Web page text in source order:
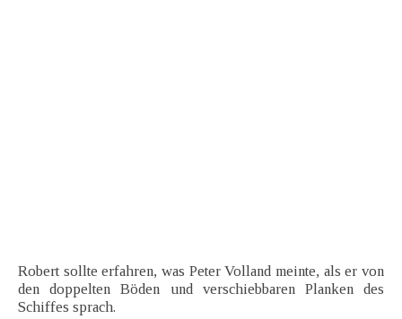
Robert sollte erfahren, was Peter Volland meinte, als er von
den doppelten Böden und verschiebbaren Planken des
Schiffes sprach.